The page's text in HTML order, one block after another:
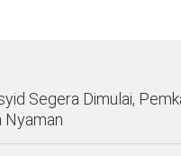
Segera Dimulai,
Nyaman